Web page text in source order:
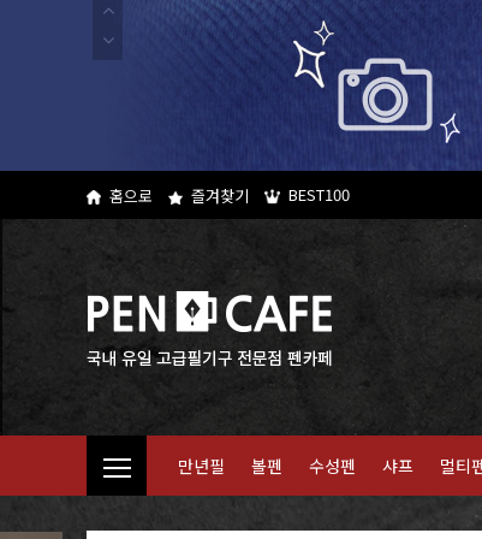
홈으로 즐겨찾기 BEST100
만년필 볼펜 수성펜 샤프 멀티